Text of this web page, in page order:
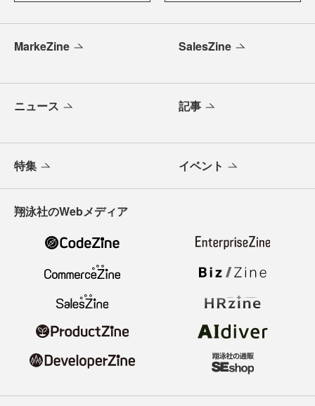
MarkeZine SalesZine
ニュース 記事
特集 イベント
翔泳社のWebメディア